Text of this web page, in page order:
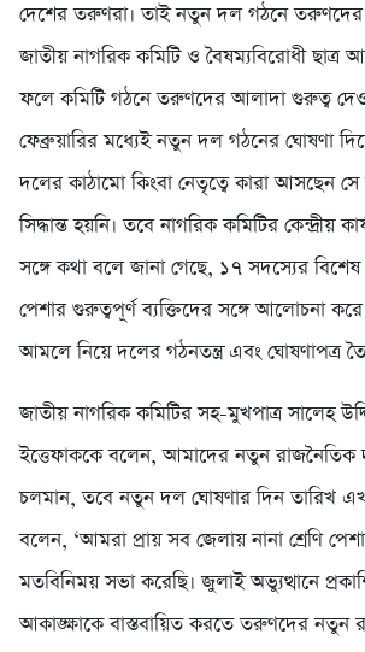
দেশের তরুণরা। তাই নতুন দল গঠনে তরুণদের
জাতীয় নাগরিক কমিটি ও বৈষম্যবিরোধী ছাত্র
ফলে কমিটি গঠনে তরুণদের আলাদা গুরুত্ব
ফেব্রুয়ারির মধ্যেই নতুন দল গঠনের ঘোষণা
দলের কাঠামো কিংবা নেতৃত্বে কারা আসছেন
সিদ্ধান্ত হয়নি। তবে নাগরিক কমিটির কেন্দ্রীয়
সঙ্গে কথা বলে জানা গেছে, ১৭ সদস্যের বিশেষ
পেশার গুরুত্বপূর্ণ ব্যক্তিদের সঙ্গে আলোচনা
আমলে নিয়ে দলের গঠনতন্ত্র এবং ঘোষণাপত্র
জাতীয় নাগরিক কমিটির সহ-মুখপাত্র সালেহ
ইত্তেফাককে বলেন, আমাদের নতুন
চলমান, তবে নতুন দল ঘোষণার দিন তারিখ
বলেন, ‘আমরা প্রায় সব জেলায় নানা শ্রেণি
মতবিনিময় সভা করেছি। জুলাই অভ্যুত্থানে
আকাঙ্ক্ষাকে বাস্তবায়িত করতে তরুণদের নতুন